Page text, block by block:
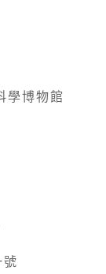
學博物館
號